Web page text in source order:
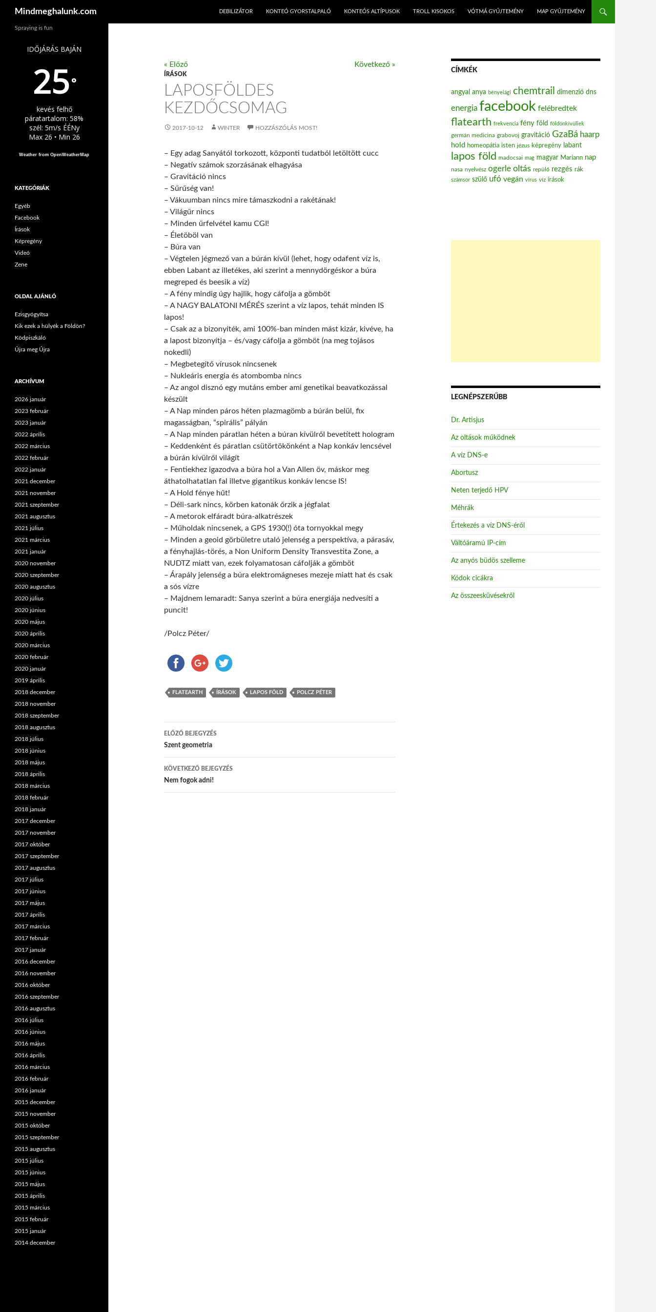
Mindmeghalunk.com
DEBILIZÁTOR
KONTEÓ GYORSTALPALÓ KONTEÓS ALTÍPUSOK TROLL KISOKOS VÓTMÁ GYŰJTEMÉNY MAP GYŰJTEMÉNY
« Előző Következő »
ÍRÁSOK
LAPOSFÖLDES
KEZDŐCSOMAG
2017-10-12 WINTER HOZZÁSZÓLÁS MOST!
– Egy adag Sanyától torkozott, központi tudatból letöltött cucc
– Negatív számok szorzásának elhagyása
– Gravitáció nincs
– Sűrűség van!
– Vákuumban nincs mire támaszkodni a rakétának!
– Világűr nincs
– Minden űrfelvétel kamu CGI!
– Életöböl van
– Búra van
– Végtelen jégmező van a búrán kívül (lehet, hogy odafent víz is,
ebben Labant az illetékes, aki szerint a mennydörgéskor a búra
megreped és beesik a víz)
– A fény mindig úgy hajlik, hogy cáfolja a gömböt
– A NAGY BALATONI MÉRÉS szerint a víz lapos, tehát minden IS
lapos!
– Csak az a bizonyíték, ami 100%-ban minden mást kizár, kivéve, ha
a lapost bizonyítja – és/vagy cáfolja a gömböt (na meg tojásos
nokedli)
– Megbetegítő vírusok nincsenek
– Nukleáris energia és atombomba nincs
– Az angol disznó egy mutáns ember ami genetikai beavatkozással
készült
– A Nap minden páros héten plazmagömb a búrán belül, fix
magasságban, “spirális” pályán
– A Nap minden páratlan héten a búran kívülről bevetített hologram
– Keddenként és páratlan csütörtökönként a Nap konkáv lencsével
a búrán kívülről világít
– Fentiekhez igazodva a búra hol a Van Allen öv, máskor meg
áthatolhatatlan fal illetve gigantikus konkáv lencse IS!
– A Hold fénye hűt!
– Déli-sark nincs, körben katonák őrzik a jégfalat
– A metorok elfáradt búra-alkatrészek
– Műholdak nincsenek, a GPS 1930(!) óta tornyokkal megy
– Minden a geoid görbületre utaló jelenség a perspektíva, a párasáv,
a fényhajlás-törés, a Non Uniform Density Transvestita Zone, a
NUDTZ miatt van, ezek folyamatosan cáfolják a gömböt
– Árapály jelenség a búra elektromágneses mezeje miatt hat és csak
a sós vízre
– Majdnem lemaradt: Sanya szerint a búra energiája nedvesíti a
puncit!
/Polcz Péter/
FLATEARTH ÍRÁSOK LAPOS FÖLD POLCZ PÉTER
Bejegyzés navigáció
ELŐZŐ BEJEGYZÉS
Szent geometria
KÖVETKEZŐ BEJEGYZÉS
Nem fogok adni!
CÍMKÉK
angyal anya bényeiági chemtrail dimenzió dns
energia facebook felébredtek
flatearth frekvencia fény föld földönkívüliek
germán medicina grabovoj gravitáció GzaBá haarp
hold homeopátia isten jézus képregény labant
lapos föld madocsai mag magyar Mariann nap
nasa nyelvész ogerle oltás repülő rezgés rák
számsor szülő ufó vegán vírus víz írások
LEGNÉPSZERŰBB
Dr. Artisjus
Az oltások működnek
A víz DNS-e
Abortusz
Neten terjedő HPV
Méhrák
Értekezés a víz DNS-éről
Váltóáramú IP-cím
Az anyós büdös szelleme
Kódok cicákra
Az összeesküvésekről
Spraying is fun
IDŐJÁRÁS BAJÁN
25°
kevés felhő
páratartalom: 58%
szél: 5m/s ÉÉNy
Max 26 • Min 26
Weather from OpenWeatherMap
KATEGÓRIÁK
Egyéb
Facebook
Írások
Képregény
Videó
Zene
OLDAL AJÁNLÓ
Ezisgyógyítsa
Kik ezek a hülyék a Földön?
Ködpiszkáló
Újra meg Újra
ARCHÍVUM
2026 január
2023 február
2023 január
2022 április
2022 március
2022 február
2022 január
2021 december
2021 november
2021 szeptember
2021 augusztus
2021 július
2021 március
2021 január
2020 november
2020 szeptember
2020 augusztus
2020 július
2020 június
2020 május
2020 április
2020 március
2020 február
2020 január
2019 április
2018 december
2018 november
2018 szeptember
2018 augusztus
2018 július
2018 június
2018 május
2018 április
2018 március
2018 február
2018 január
2017 december
2017 november
2017 október
2017 szeptember
2017 augusztus
2017 július
2017 június
2017 május
2017 április
2017 március
2017 február
2017 január
2016 december
2016 november
2016 október
2016 szeptember
2016 augusztus
2016 július
2016 június
2016 május
2016 április
2016 március
2016 február
2016 január
2015 december
2015 november
2015 október
2015 szeptember
2015 augusztus
2015 július
2015 június
2015 május
2015 április
2015 március
2015 február
2015 január
2014 december